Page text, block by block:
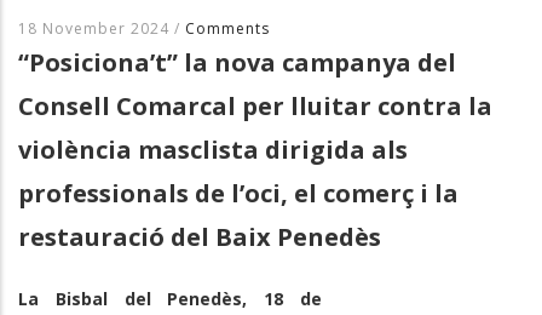
18 November 2024 / Comments
“Posiciona’t” la nova campanya del
Consell Comarcal per lluitar contra la
violència masclista dirigida als
professionals de l’oci, el comerç i la
restauració del Baix Penedès
La Bisbal del Penedès, 18 de